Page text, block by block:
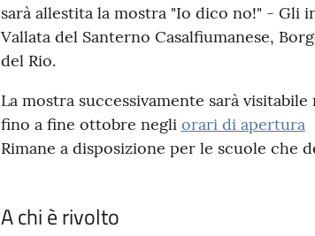
sarà allestita la mostra "Io dico no!" -
Vallata del Santerno Casalfiumanese,
del Rio.
La mostra successivamente sarà
fino a fine ottobre negli orari di apertura
Rimane a disposizione per le scuole che
A chi è rivolto